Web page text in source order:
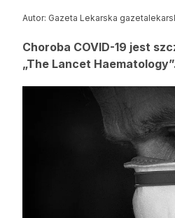
Autor: Gazeta Lekarska
Choroba COVID-19 jest
„The Lancet